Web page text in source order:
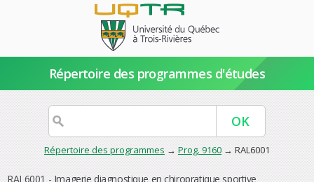
Répertoire des programmes d'études
Répertoire des programmes → Prog. 9160 → RAL6001
RAL6001 - Imagerie diagnostique en chiropratique sportive